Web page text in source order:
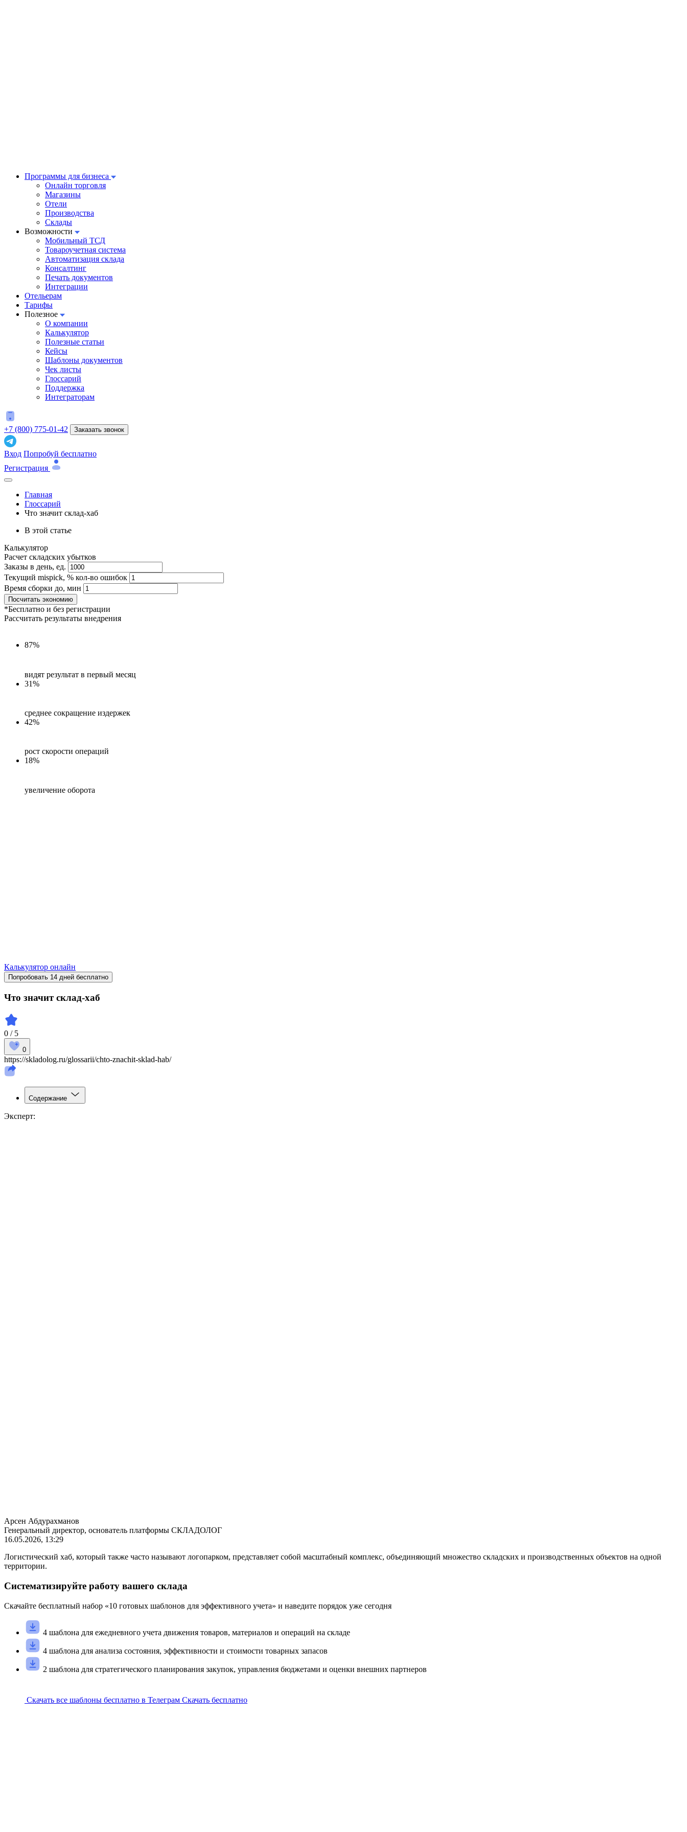
Программы для бизнеса
Онлайн торговля
Магазины
Отели
Производства
Склады
Возможности
Мобильный ТСД
Товароучетная система
Автоматизация склада
Консалтинг
Печать документов
Интеграции
Отельерам
Тарифы
Полезное
О компании
Калькулятор
Полезные статьи
Кейсы
Шаблоны документов
Чек листы
Глоссарий
Поддержка
Интеграторам
+7 (800) 775-01-42 Заказать звонок
Вход Попробуй бесплатно
Регистрация
Главная
Глоссарий
Что значит склад-хаб
В этой статье
Калькулятор
Расчет складских убытков
Заказы в день, ед.
Текущий mispick, % кол-во ошибок
Время сборки до, мин
Посчитать экономию
*Бесплатно и без регистрации
Рассчитать результаты внедрения
87%
видят результат в первый месяц
31%
среднее сокращение издержек
42%
рост скорости операций
18%
увеличение оборота
Калькулятор онлайн
Попробовать 14 дней бесплатно
Что значит склад-хаб
0 / 5
0
https://skladolog.ru/glossarii/chto-znachit-sklad-hab/
Содержание
Эксперт:
Арсен Абдурахманов
Генеральный директор, основатель платформы СКЛАДОЛОГ
16.05.2026, 13:29
Логистический хаб, который также часто называют логопарком, представляет собой масштабный комплекс, объединяющий множество складских и производственных объектов на одной
территории.
Систематизируйте работу вашего склада
Скачайте бесплатный набор «10 готовых шаблонов для эффективного учета» и наведите порядок уже сегодня
4 шаблона для ежедневного учета движения товаров, материалов и операций на складе
4 шаблона для анализа состояния, эффективности и стоимости товарных запасов
2 шаблона для стратегического планирования закупок, управления бюджетами и оценки внешних партнеров
Скачать все шаблоны бесплатно в Телеграм Скачать бесплатно